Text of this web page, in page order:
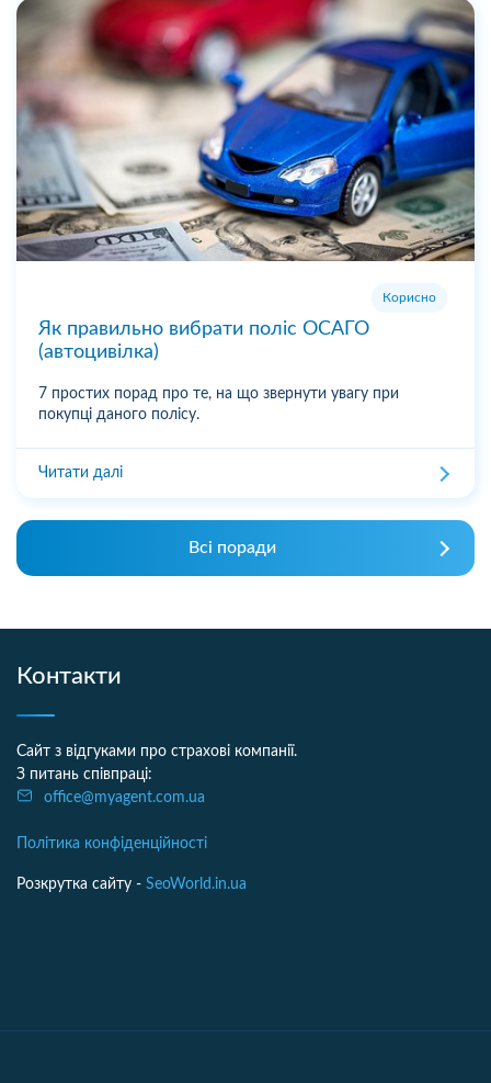
Корисно
Як правильно вибрати поліс ОСАГО
(автоцивілка)
7 простих порад про те, на що звернути увагу при
покупці даного полісу.
Читати далі
Всі поради
Контакти
Сайт з відгуками про страхові компанії.
З питань співпраці:
office@myagent.com.ua
Політика конфіденційності
Розкрутка сайту - SeoWorld.in.ua